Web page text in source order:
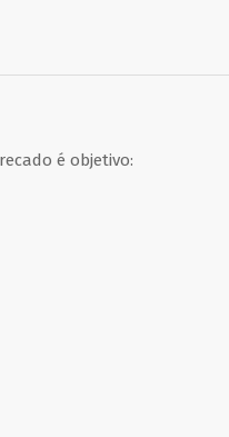
é objetivo: